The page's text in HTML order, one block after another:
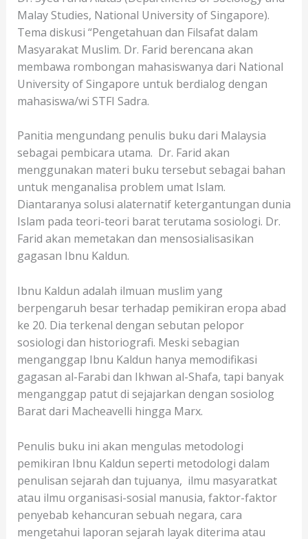
Malay Studies, National University of Singapore).
Tema diskusi “Pengetahuan dan Filsafat dalam
Masyarakat Muslim. Dr. Farid berencana akan
membawa rombongan mahasiswanya dari National
University of Singapore untuk berdialog dengan
mahasiswa/wi STFI Sadra.
Panitia mengundang penulis buku dari Malaysia
sebagai pembicara utama. Dr. Farid akan
menggunakan materi buku tersebut sebagai bahan
untuk menganalisa problem umat Islam.
Diantaranya solusi alaternatif ketergantungan dunia
Islam pada teori-teori barat terutama sosiologi. Dr.
Farid akan memetakan dan mensosialisasikan
gagasan Ibnu Kaldun.
Ibnu Kaldun adalah ilmuan muslim yang
berpengaruh besar terhadap pemikiran eropa abad
ke 20. Dia terkenal dengan sebutan pelopor
sosiologi dan historiografi. Meski sebagian
menganggap Ibnu Kaldun hanya memodifikasi
gagasan al-Farabi dan Ikhwan al-Shafa, tapi banyak
menganggap patut di sejajarkan dengan sosiolog
Barat dari Macheavelli hingga Marx.
Penulis buku ini akan mengulas metodologi
pemikiran Ibnu Kaldun seperti metodologi dalam
penulisan sejarah dan tujuanya, ilmu masyaratkat
atau ilmu organisasi-sosial manusia, faktor-faktor
penyebab kehancuran sebuah negara, cara
mengetahui laporan sejarah layak diterima atau